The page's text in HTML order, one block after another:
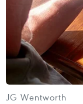
JG Wentworth